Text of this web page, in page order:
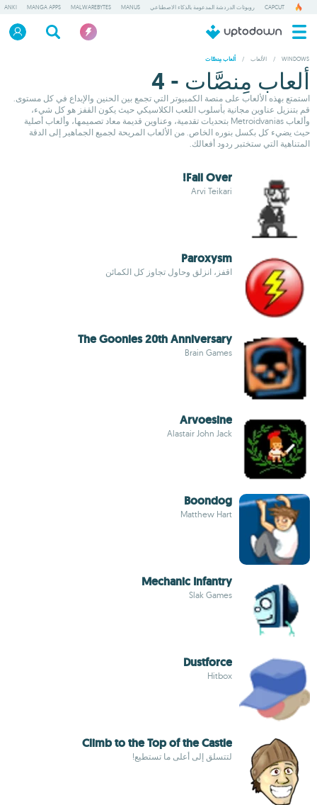
CAPCUT روبوتات الدردشة المدعومة بالذكاء الاصطناعي MANUS
MALWAREBYTES
MANGA APPS
ANKI
WINDOWS
/ الألعاب / ألعاب مِنصَّات
ألعاب مِنصَّات - 4
استمتع بهذه الألعاب على منصة الكمبيوتر التي تجمع بين الحنين والإبداع في كل مستوى.
قم بتنزيل عناوين مجانية بأسلوب اللعب الكلاسيكي حيث يكون القفز هو كل شيء،
وألعاب Metroidvanias بتحديات تقدمية، وعناوين قديمة معاد تصميمها، وألعاب أصلية
حيث يضيء كل بكسل بنوره الخاص. من الألعاب المريحة لجميع الجماهير إلى الدقة
المتناهية التي ستختبر ردود أفعالك.
Fall Over!
Arvi Teikari
Paroxysm
اقفز، انزلق وحاول تجاوز كل الكمائن
The Goonies 20th Anniversary
Brain Games
Arvoesine
Alastair John Jack
Boondog
Matthew Hart
Mechanic Infantry
Slak Games
Dustforce
Hitbox
Climb to the Top of the Castle
لتتسلق إلى أعلى ما تستطيع!